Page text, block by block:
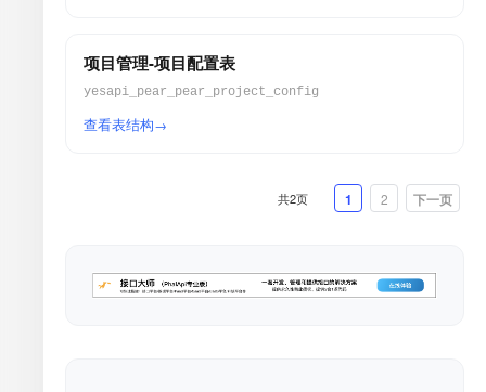
项目管理-项目配置表
yesapi_pear_pear_project_config
查看表结构
1 2 下一页
共2页